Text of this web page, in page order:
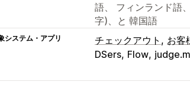
語、 フィンランド語
字)、と 韓国語
システム・アプリ チェックアウト お客
DSers Flow